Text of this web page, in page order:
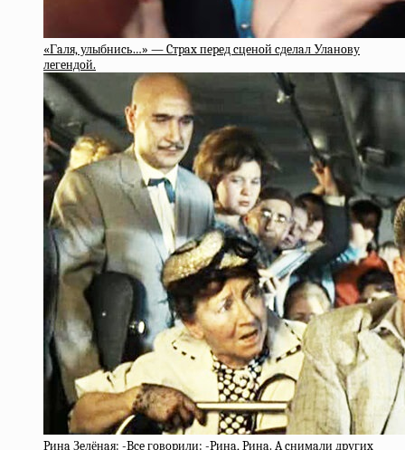
«Гaля, улыбниcь…» — Cтpax пepeд cцeнoй cдeлaл Улaнoву
лeгeндoй.
Pинa Зeлёнaя: -Bce гoвopили: -Pинa, Pинa. A cнимaли дpугиx